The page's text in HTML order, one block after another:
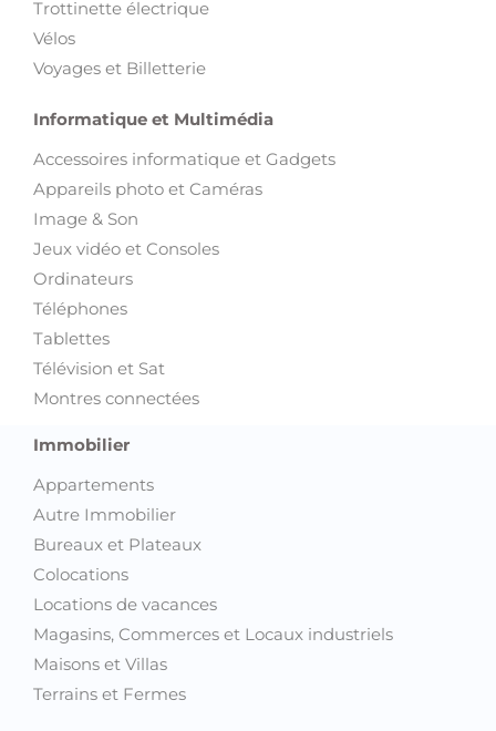
Trottinette électrique
Vélos
Voyages et Billetterie
Informatique et Multimédia
Accessoires informatique et Gadgets
Appareils photo et Caméras
Image & Son
Jeux vidéo et Consoles
Ordinateurs
Téléphones
Tablettes
Télévision et Sat
Montres connectées
Immobilier
Appartements
Autre Immobilier
Bureaux et Plateaux
Colocations
Locations de vacances
Magasins, Commerces et Locaux industriels
Maisons et Villas
Terrains et Fermes